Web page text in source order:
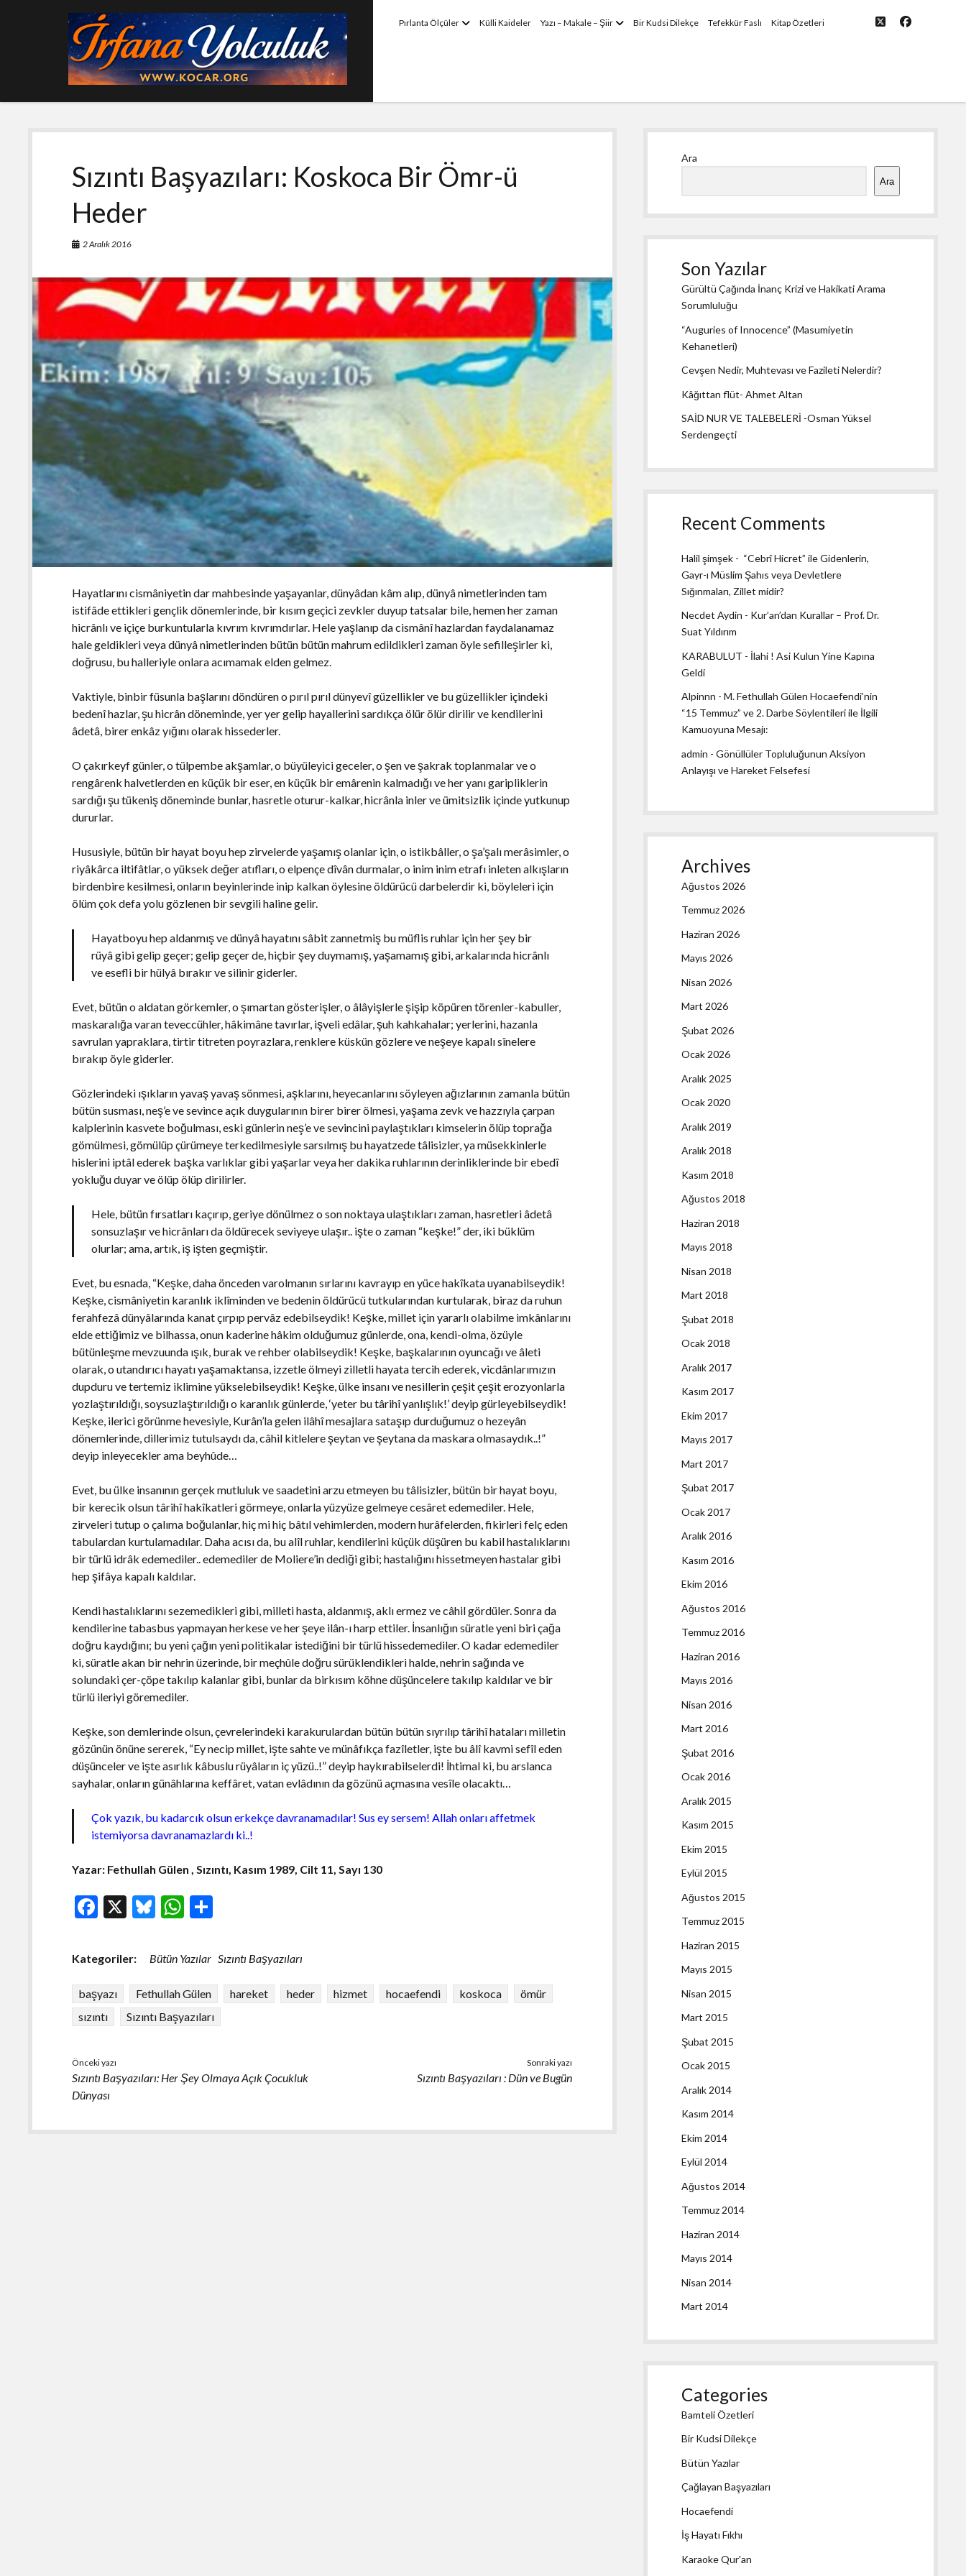
Pırlanta Ölçüler menüyüKülli Kaideler Yazı – Makale – Şiir menüyüBir Kudsi Dilekçe Tefekkür Faslı Kitap Özetleri twitterfacebook
Sızıntı Başyazıları: Koskoca Bir Ömr-ü
Heder
2 Aralık 2016
Hayatlarını cismâniyetin dar mahbesinde yaşayanlar, dünyâdan kâm alıp, dünyâ nimetlerinden tam
istifâde ettikleri gençlik dönemlerinde, bir kısım geçici zevkler duyup tatsalar bile, hemen her zaman
hicrânlı ve içiçe burkuntularla kıvrım kıvrımdırlar. Hele yaşlanıp da cismânî hazlardan faydalanamaz
hale geldikleri veya dünyâ nimetlerinden bütün bütün mahrum edildikleri zaman öyle sefilleşirler ki,
doğrusu, bu halleriyle onlara acımamak elden gelmez.
Vaktiyle, binbir füsunla başlarını döndüren o pırıl pırıl dünyevî güzellikler ve bu güzellikler içindeki
bedenî hazlar, şu hicrân döneminde, yer yer gelip hayallerini sardıkça ölür ölür dirilir ve kendilerini
âdetâ, birer enkâz yığını olarak hissederler.
O çakırkeyf günler, o tülpembe akşamlar, o büyüleyici geceler, o şen ve şakrak toplanmalar ve o
rengârenk halvetlerden en küçük bir eser, en küçük bir emârenin kalmadığı ve her yanı garipliklerin
sardığı şu tükeniş döneminde bunlar, hasretle oturur-kalkar, hicrânla inler ve ümitsizlik içinde yutkunup
dururlar.
Hususiyle, bütün bir hayat boyu hep zirvelerde yaşamış olanlar için, o istikbâller, o şa’şalı merâsimler, o
riyâkârca iltifâtlar, o yüksek değer atıfları, o elpençe dîvân durmalar, o inim inim etrafı inleten alkışların
birdenbire kesilmesi, onların beyinlerinde inip kalkan öylesine öldürücü darbelerdir ki, böyleleri için
ölüm çok defa yolu gözlenen bir sevgili haline gelir.
Hayatboyu hep aldanmış ve dünyâ hayatını sâbit zannetmiş bu müflis ruhlar için her şey bir
rüyâ gibi gelip geçer; gelip geçer de, hiçbir şey duymamış, yaşamamış gibi, arkalarında hicrânlı
ve esefli bir hülyâ bırakır ve silinir giderler.
Evet, bütün o aldatan görkemler, o şımartan gösterişler, o âlâyişlerle şişip köpüren törenler-kabuller,
maskaralığa varan teveccühler, hâkimâne tavırlar, işveli edâlar, şuh kahkahalar; yerlerini, hazanla
savrulan yapraklara, tirtir titreten poyrazlara, renklere küskün gözlere ve neşeye kapalı sînelere
bırakıp öyle giderler.
Gözlerindeki ışıkların yavaş yavaş sönmesi, aşklarını, heyecanlarını söyleyen ağızlarının zamanla bütün
bütün susması, neş’e ve sevince açık duygularının birer birer ölmesi, yaşama zevk ve hazzıyla çarpan
kalplerinin kasvete boğulması, eski günlerin neş’e ve sevincini paylaştıkları kimselerin ölüp toprağa
gömülmesi, gömülüp çürümeye terkedilmesiyle sarsılmış bu hayatzede tâlisizler, ya müsekkinlerle
hislerini iptâl ederek başka varlıklar gibi yaşarlar veya her dakika ruhlarının derinliklerinde bir ebedî
yokluğu duyar ve ölüp ölüp dirilirler.
Hele, bütün fırsatları kaçırıp, geriye dönülmez o son noktaya ulaştıkları zaman, hasretleri âdetâ
sonsuzlaşır ve hicrânları da öldürecek seviyeye ulaşır.. işte o zaman “keşke!” der, iki büklüm
olurlar; ama, artık, iş işten geçmiştir.
Evet, bu esnada, “Keşke, daha önceden varolmanın sırlarını kavrayıp en yüce hakîkata uyanabilseydik!
Keşke, cismâniyetin karanlık iklîminden ve bedenin öldürücü tutkularından kurtularak, biraz da ruhun
ferahfezâ dünyâlarında kanat çırpıp pervâz edebilseydik! Keşke, millet için yararlı olabilme imkânlarını
elde ettiğimiz ve bilhassa, onun kaderine hâkim olduğumuz günlerde, ona, kendi-olma, özüyle
bütünleşme mevzuunda ışık, burak ve rehber olabilseydik! Keşke, başkalarının oyuncağı ve âleti
olarak, o utandırıcı hayatı yaşamaktansa, izzetle ölmeyi zilletli hayata tercih ederek, vicdânlarımızın
dupduru ve tertemiz iklimine yükselebilseydik! Keşke, ülke insanı ve nesillerin çeşit çeşit erozyonlarla
yozlaştırıldığı, soysuzlaştırıldığı o karanlık günlerde, ‘yeter bu târihî yanlışlık!’ deyip gürleyebilseydik!
Keşke, ilerici görünme hevesiyle, Kurân’la gelen ilâhî mesajlara sataşıp durduğumuz o hezeyân
dönemlerinde, dillerimiz tutulsaydı da, câhil kitlelere şeytan ve şeytana da maskara olmasaydık..!”
deyip inleyecekler ama beyhûde…
Evet, bu ülke insanının gerçek mutluluk ve saadetini arzu etmeyen bu tâlisizler, bütün bir hayat boyu,
bir kerecik olsun târihî hakîkatleri görmeye, onlarla yüzyüze gelmeye cesâret edemediler. Hele,
zirveleri tutup o çalıma boğulanlar, hiç mi hiç bâtıl vehimlerden, modern hurâfelerden, fikirleri felç eden
tabulardan kurtulamadılar. Daha acısı da, bu alîl ruhlar, kendilerini küçük düşüren bu kabil hastalıklarını
bir türlü idrâk edemediler.. edemediler de Moliere’in dediği gibi; hastalığını hissetmeyen hastalar gibi
hep şifâya kapalı kaldılar.
Kendi hastalıklarını sezemedikleri gibi, milleti hasta, aldanmış, aklı ermez ve câhil gördüler. Sonra da
kendilerine tabasbus yapmayan herkese ve her şeye ilân-ı harp ettiler. İnsanlığın süratle yeni biri çağa
doğru kaydığını; bu yeni çağın yeni politikalar istediğini bir türlü hissedemediler. O kadar edemediler
ki, süratle akan bir nehrin üzerinde, bir meçhûle doğru sürüklendikleri halde, nehrin sağında ve
solundaki çer-çöpe takılıp kalanlar gibi, bunlar da birkısım köhne düşüncelere takılıp kaldılar ve bir
türlü ileriyi göremediler.
Keşke, son demlerinde olsun, çevrelerindeki karakurulardan bütün bütün sıyrılıp târihî hataları milletin
gözünün önüne sererek, “Ey necip millet, işte sahte ve münâfıkça fazîletler, işte bu âlî kavmi sefîl eden
düşünceler ve işte asırlık kâbuslu rüyâların iç yüzü..!” deyip haykırabilselerdi! İhtimal ki, bu arslanca
sayhalar, onların günâhlarına keffâret, vatan evlâdının da gözünü açmasına vesîle olacaktı…
Çok yazık, bu kadarcık olsun erkekçe davranamadılar! Sus ey sersem! Allah onları affetmek
istemiyorsa davranamazlardı ki..!
Yazar: Fethullah Gülen , Sızıntı, Kasım 1989, Cilt 11, Sayı 130
F
e
o
o
X
Bl
es
W
at
A
p
ar
Kategoriler: Bütün Yazılar Sızıntı Başyazıları
başyazı Fethullah Gülen hareket heder hizmet hocaefendi koskoca
ömür
sızıntı
Sızıntı Başyazıları
Önceki yazı
Sızıntı Başyazıları: Her Şey Olmaya Açık Çocukluk
Dünyası
Sonraki yazı
Sızıntı Başyazıları : Dün ve Bugün
Ara
Ara
Son Yazılar
Gürültü Çağında İnanç Krizi ve Hakikati Arama
Sorumluluğu
“Auguries of Innocence” (Masumiyetin
Kehanetleri)
Cevşen Nedir, Muhtevası ve Fazileti Nelerdir?
Kâğıttan flüt- Ahmet Altan
SAİD NUR VE TALEBELERİ -Osman Yüksel
Serdengeçti
Recent Comments
Halil şimşek - “Cebrî Hicret” ile Gidenlerin,
Gayr-ı Müslim Şahıs veya Devletlere
Sığınmaları, Zillet midir?
Necdet Aydin - Kur’an’dan Kurallar – Prof. Dr.
Suat Yıldırım
KARABULUT - İlahi ! Asi Kulun Yine Kapına
Geldi
Alpinnn -M. Fethullah Gülen Hocaefendi’nin
“15 Temmuz” ve 2. Darbe Söylentileri ile İlgili
Kamuoyuna Mesajı:
admin -Gönüllüler Topluluğunun Aksiyon
Anlayışı ve Hareket Felsefesi
Archives
Ağustos 2026
Temmuz 2026
Haziran 2026
Mayıs 2026
Nisan 2026
Mart 2026
Şubat 2026
Ocak 2026
Aralık 2025
Ocak 2020
Aralık 2019
Aralık 2018
Kasım 2018
Ağustos 2018
Haziran 2018
Mayıs 2018
Nisan 2018
Mart 2018
Şubat 2018
Ocak 2018
Aralık 2017
Kasım 2017
Ekim 2017
Mayıs 2017
Mart 2017
Şubat 2017
Ocak 2017
Aralık 2016
Kasım 2016
Ekim 2016
Ağustos 2016
Temmuz 2016
Haziran 2016
Mayıs 2016
Nisan 2016
Mart 2016
Şubat 2016
Ocak 2016
Aralık 2015
Kasım 2015
Ekim 2015
Eylül 2015
Ağustos 2015
Temmuz 2015
Haziran 2015
Mayıs 2015
Nisan 2015
Mart 2015
Şubat 2015
Ocak 2015
Aralık 2014
Kasım 2014
Ekim 2014
Eylül 2014
Ağustos 2014
Temmuz 2014
Haziran 2014
Mayıs 2014
Nisan 2014
Mart 2014
Categories
Bamteli Özetleri
Bir Kudsi Dilekçe
Bütün Yazılar
Çağlayan Başyazıları
Hocaefendi
İş Hayatı Fıkhı
Karaoke Qur'an